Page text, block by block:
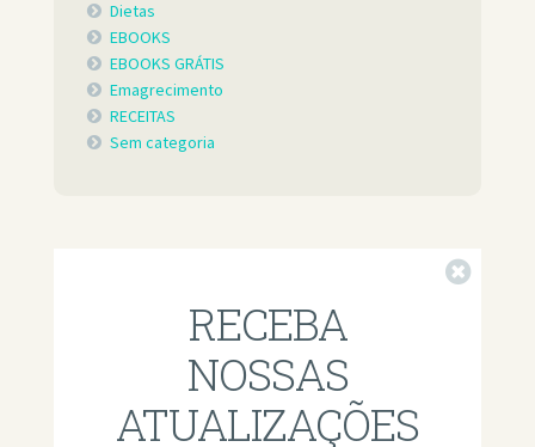
Dietas
EBOOKS
EBOOKS GRÁTIS
Emagrecimento
RECEITAS
Sem categoria
RECEBA
NOSSAS
ATUALIZAÇÕES